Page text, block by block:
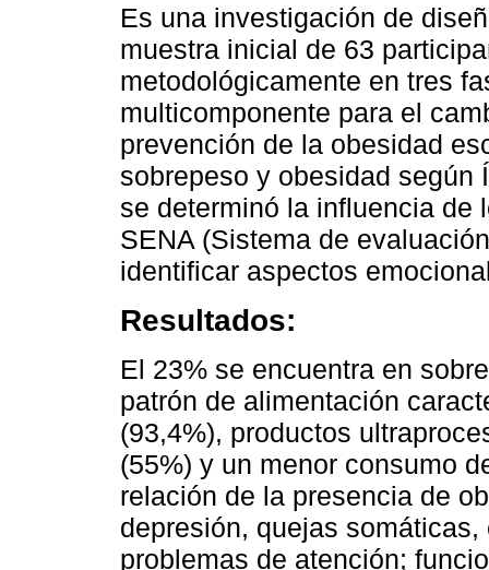
Es una investigación de
muestra inicial de 63
metodológicamente en tres
multicomponente para el
prevención de la obesidad
sobrepeso y obesidad según
se determinó la influencia de
SENA (Sistema de
identificar aspectos
Resultados:
El 23% se encuentra en
patrón de alimentación
(93,4%), productos
(55%) y un menor consumo
relación de la presencia de
depresión, quejas
problemas de atención;